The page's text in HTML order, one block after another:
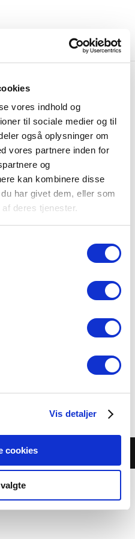
vores indhold og
til sociale medier og til
også oplysninger om
vores partnere inden for
og
kan kombinere disse
har givet dem, eller som
deres tjenester.
Vis detaljer
cookies
og privatlivspolitik